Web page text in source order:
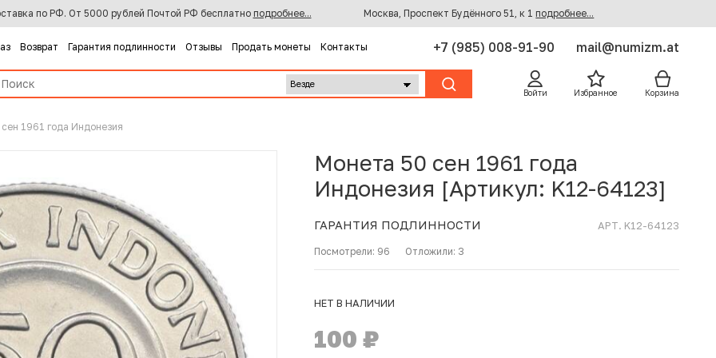
по РФ. От 5000 рублей Почтой РФ бесплатно подробнее... Москва, Проспект Будённого 51, к 1 подробнее...
Возврат Гарантия подлинности Отзывы Продать монеты Контакты +7 (985) 008-91-90 mail@numizm.at
Войти Избранное Корзина
сен 1961 года Индонезия
Монета 50 сен 1961 года
Индонезия [Артикул: K12-64123]
ГАРАНТИЯ ПОДЛИННОСТИ АРТ. K12-64123
Посмотрели: 96 Отложили: 3
НЕТ В НАЛИЧИИ
100₽